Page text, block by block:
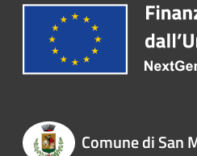
Comune di San